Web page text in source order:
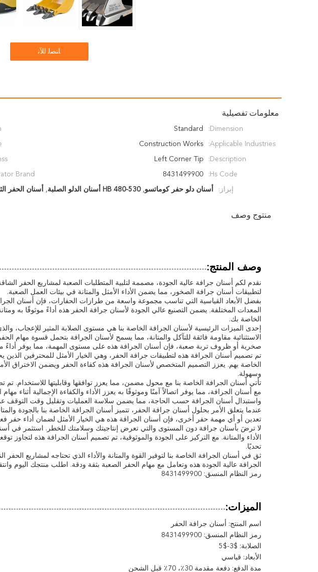
ﺎﺘﺼﻟ ﺍﻶﻧ
معلومات تفصيلية
Dimension:
Standard
Applicable Industries:
Construction Works
Description:
Left Corner Tip
Hs Code:
8431499900
Brand:
إبراز: أسنان دلو حفر كوماتسو,HB 480-530 أسنان الدلو الصلبة , أسنان الحفر
منتوج وصف
وصف المنتج:
نقدم لكم أسنان جرافة عالية الجودة، مصممة لتلبية المتطلبات الصعبة لمشاريع الحفر
لتطبيقات أسنان جرافة الصخور، مما يضمن الأداء الأمثل والمتانة في بيئات العمل الصعبة.
بفضل الأبعاد القياسية التي تناسب مجموعة واسعة من طرازات الحفارات، فإن أسنان
المعدات المختلفة. يضمن التصنيع عالي الجودة لأسنان جرافة الحفر هذه أداءً موثوقًا به
الخاصة بك.
الاستثنائية مقاومة فائقة للتآكل والمتانة، مما يسمح لأسنان الجرافة بتحمل قسوة
صخرية أو ظروف تربة صعبة، فإن أسنان الجرافة هذه على مستوى المهمة، مما يوفر أداءً
تم تصميم أسنان الجرافة هذه لتطبيقات جرافة الحفر، وهي الخيار الأمثل للمحترفين الذين
الخاصة بهم. يعزز التصميم المتخصص لأسنان الجرافة هذه كفاءة الحفر ويضمن الاختراق
وسهولة.
مع أسنان الجرافة، مما يوفر اتصالاً آمنًا وموثوقًا به يعزز الأداء والكفاءة الإجمالية أثناء
واستبدال أسنان الجرافة حسب الحاجة، مما يضمن سلاسة العمليات وتقليل وقت التوقف
عندما يتعلق الأمر بحلول أسنان جرافة الحفر، تتميز أسنان الجرافة الخاصة بنا بالجودة
تعدين أو أي مهمة حفر أخرى، فإن أسنان الجرافة هذه هي الخيار الأمثل لضمان أداء حفر
لا ترضَ بأسنان جرافة دون المستوى والتي تعرض إنتاجيتك وسلامتك للخطر. استثمر في
الأداء والمتانة. مع التركيز على الجودة والموثوقية، تم تصميم أسنان الجرافة هذه لتجاوز
تحديًا.
ثق في أسنان الجرافة الخاصة بنا لتوفير القوة والمتانة والأداء الذي تحتاجه لمشاريع
الجرافة عالية الجودة هذه وتعامل مع مهام الحفر الصعبة بثقة ودقة. اطلب منتجك اليوم
رمز النظام المنسق: 8431499900
الميزات:
اسم المنتج: أسنان جرافة الحفر
رمز النظام المنسق: 8431499900
الصلابة: $3-$5
الأبعاد: قياسي
مدة الدفع: دفعة مقدمة 30٪، 70٪ قبل الشحن